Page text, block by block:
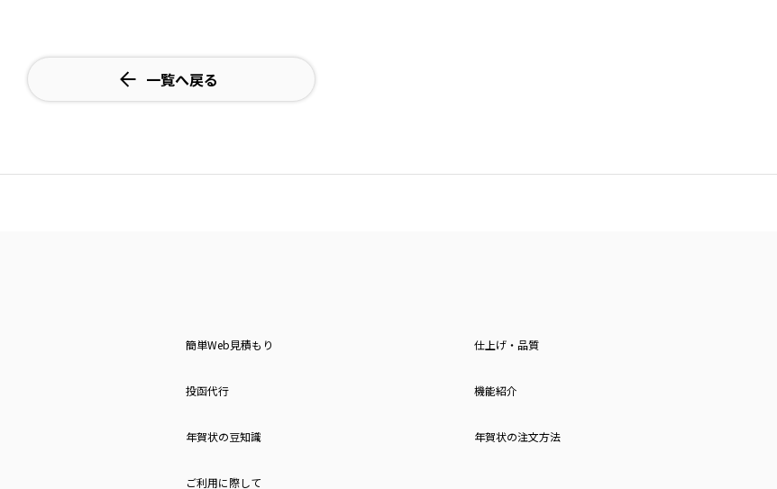
一覧へ戻る
簡単Web見積もり 仕上げ・品質
投函代行 機能紹介
年賀状の豆知識 年賀状の注文方法
ご利用に際して